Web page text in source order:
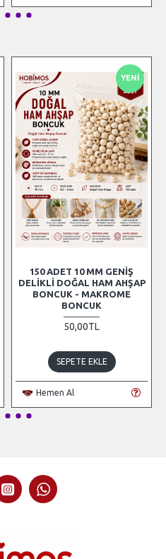
YENI
150 ADET 10 MM GENIŞ
DELIKLI DOĞAL HAM AHŞAP
BONCUK - MAKROME
BONCUK
50,00TL
SEPETE EKLE
Hemen Al